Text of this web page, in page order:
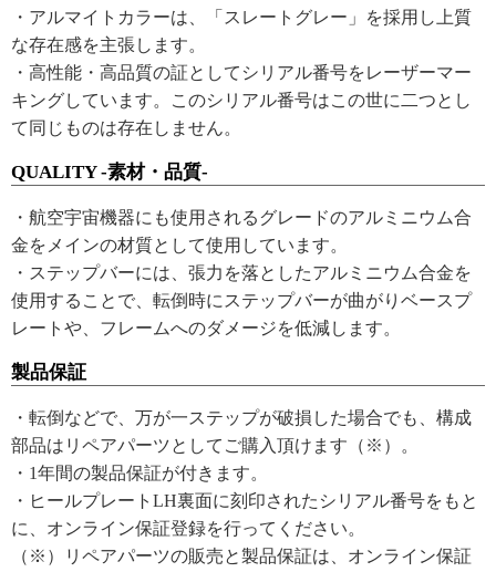
・アルマイトカラーは、「スレートグレー」を採用し上質
な存在感を主張します。
・高性能・高品質の証としてシリアル番号をレーザーマー
キングしています。このシリアル番号はこの世に二つとし
て同じものは存在しません。
QUALITY -素材・品質-
・航空宇宙機器にも使用されるグレードのアルミニウム合
金をメインの材質として使用しています。
・ステップバーには、張力を落としたアルミニウム合金を
使用することで、転倒時にステップバーが曲がりベースプ
レートや、フレームへのダメージを低減します。
製品保証
・転倒などで、万が一ステップが破損した場合でも、構成
部品はリペアパーツとしてご購入頂けます（※）。
・1年間の製品保証が付きます。
・ヒールプレートLH裏面に刻印されたシリアル番号をもと
に、オンライン保証登録を行ってください。
（※）リペアパーツの販売と製品保証は、オンライン保証